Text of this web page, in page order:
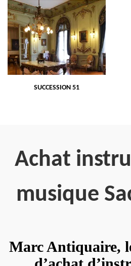
SUCCESSION 51
Achat
musique
Marc Antiquaire,